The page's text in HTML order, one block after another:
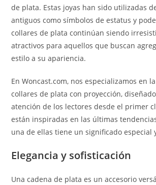
de plata. Estas joyas han sido utilizadas
antiguos como símbolos de estatus y
collares de plata continúan siendo
atractivos para aquellos que buscan
estilo a su apariencia.
En Woncast.com, nos especializamos en
collares de plata con proyección,
atención de los lectores desde el primer
están inspiradas en las últimas
una de ellas tiene un significado especial
Elegancia y sofisticación
Una cadena de plata es un accesorio